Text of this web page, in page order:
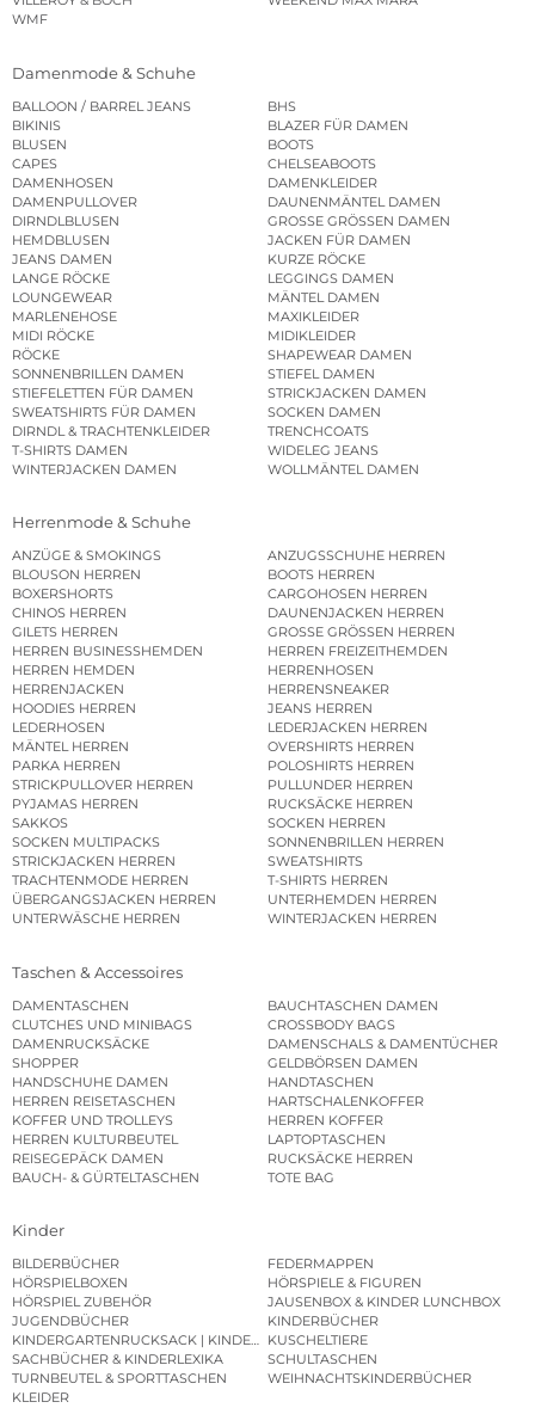
WMF
Damenmode & Schuhe
BALLOON / BARREL JEANS
BHS
BIKINIS
BLAZER FÜR DAMEN
BLUSEN
BOOTS
CAPES
CHELSEABOOTS
DAMENHOSEN
DAMENKLEIDER
DAMENPULLOVER
DAUNENMÄNTEL DAMEN
DIRNDLBLUSEN
GROSSE GRÖSSEN DAMEN
HEMDBLUSEN
JACKEN FÜR DAMEN
JEANS DAMEN
KURZE RÖCKE
LANGE RÖCKE
LEGGINGS DAMEN
LOUNGEWEAR
MÄNTEL DAMEN
MARLENEHOSE
MAXIKLEIDER
MIDI RÖCKE
MIDIKLEIDER
RÖCKE
SHAPEWEAR DAMEN
SONNENBRILLEN DAMEN
STIEFEL DAMEN
STIEFELETTEN FÜR DAMEN
STRICKJACKEN DAMEN
SWEATSHIRTS FÜR DAMEN
SOCKEN DAMEN
DIRNDL & TRACHTENKLEIDER
TRENCHCOATS
T-SHIRTS DAMEN
WIDELEG JEANS
WINTERJACKEN DAMEN
WOLLMÄNTEL DAMEN
Herrenmode & Schuhe
ANZÜGE & SMOKINGS
ANZUGSSCHUHE HERREN
BLOUSON HERREN
BOOTS HERREN
BOXERSHORTS
CARGOHOSEN HERREN
CHINOS HERREN
DAUNENJACKEN HERREN
GILETS HERREN
GROSSE GRÖSSEN HERREN
HERREN BUSINESSHEMDEN
HERREN FREIZEITHEMDEN
HERREN HEMDEN
HERRENHOSEN
HERRENJACKEN
HERRENSNEAKER
HOODIES HERREN
JEANS HERREN
LEDERHOSEN
LEDERJACKEN HERREN
MÄNTEL HERREN
OVERSHIRTS HERREN
PARKA HERREN
POLOSHIRTS HERREN
STRICKPULLOVER HERREN
PULLUNDER HERREN
PYJAMAS HERREN
RUCKSÄCKE HERREN
SAKKOS
SOCKEN HERREN
SOCKEN MULTIPACKS
SONNENBRILLEN HERREN
STRICKJACKEN HERREN
SWEATSHIRTS
TRACHTENMODE HERREN
T-SHIRTS HERREN
ÜBERGANGSJACKEN HERREN
UNTERHEMDEN HERREN
UNTERWÄSCHE HERREN
WINTERJACKEN HERREN
Taschen & Accessoires
DAMENTASCHEN
BAUCHTASCHEN DAMEN
CLUTCHES UND MINIBAGS
CROSSBODY BAGS
DAMENRUCKSÄCKE
DAMENSCHALS & DAMENTÜCHER
SHOPPER
GELDBÖRSEN DAMEN
HANDSCHUHE DAMEN
HANDTASCHEN
HERREN REISETASCHEN
HARTSCHALENKOFFER
KOFFER UND TROLLEYS
HERREN KOFFER
HERREN KULTURBEUTEL
LAPTOPTASCHEN
REISEGEPÄCK DAMEN
RUCKSÄCKE HERREN
BAUCH- & GÜRTELTASCHEN
TOTE BAG
Kinder
BILDERBÜCHER
FEDERMAPPEN
HÖRSPIELBOXEN
HÖRSPIELE & FIGUREN
HÖRSPIEL ZUBEHÖR
JAUSENBOX & KINDER LUNCHBOX
JUGENDBÜCHER
KINDERBÜCHER
KINDERGARTENRUCKSACK | KINDERGARTENBEUTEL
KUSCHELTIERE
SACHBÜCHER & KINDERLEXIKA
SCHULTASCHEN
TURNBEUTEL & SPORTTASCHEN
WEIHNACHTSKINDERBÜCHER
KLEIDER